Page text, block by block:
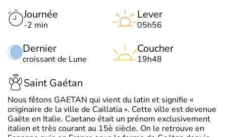
Journée
-2 min
Dernier
croissant de Lune
Lever
05h56
Coucher
19h48
Saint Gaétan
Nous fêtons GAETAN qui vient du latin et signifie «
originaire de la ville de Caillatia ». Cette ville est devenue
Gaëte en Italie. Caetano était un prénom exclusivement
italien et très courant au 15è siècle. On le retrouve en